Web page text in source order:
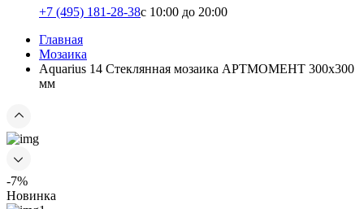
+7 (495) 181-28-38c 10:00 до 20:00
Главная
Мозаика
Aquarius 14 Стеклянная мозаика АРТМОМЕНТ 300х300
мм
-7%
Новинка